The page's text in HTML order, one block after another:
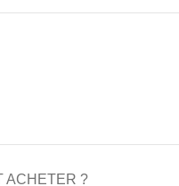
ACHETER ?